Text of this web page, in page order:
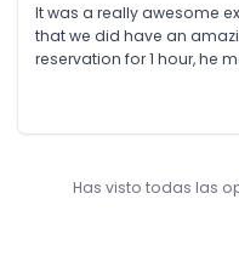
It was a really awesome
that we did have an
reservation for 1 hour, he
Has visto todas las